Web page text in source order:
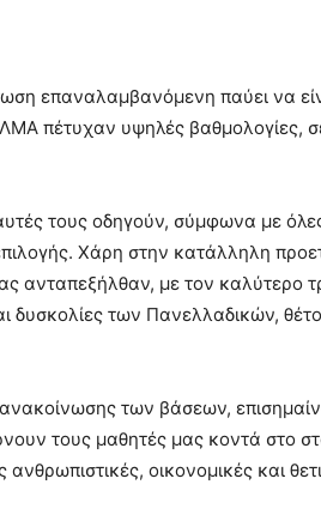
επαναλαμβανόμενη παύει να
πέτυχαν υψηλές βαθμολογίες,
τους οδηγούν, σύμφωνα με όλες
Χάρη στην κατάλληλη
ανταπεξήλθαν, με τον καλύτερο
δυσκολίες των Πανελλαδικών,
των βάσεων,
τους μαθητές μας κοντά στο
ανθρωπιστικές, οικονομικές και